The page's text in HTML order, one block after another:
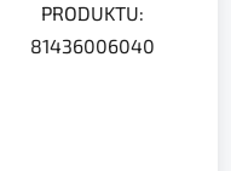
PRODUKTU:
81436006040